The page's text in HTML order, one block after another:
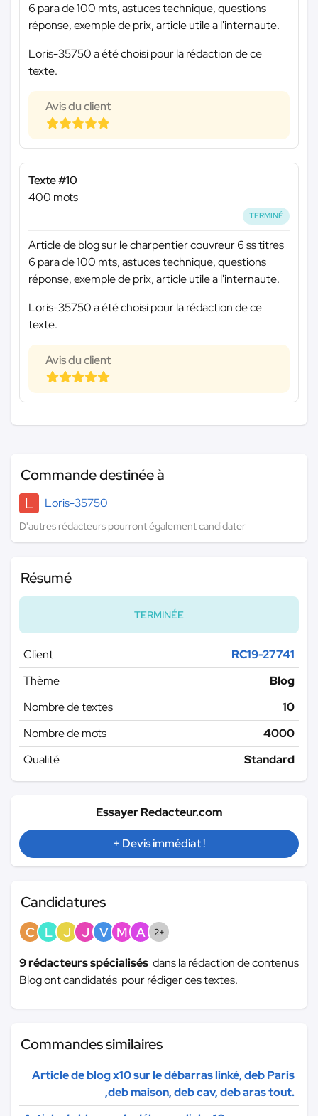
6 para de 100 mts, astuces technique, questions
réponse, exemple de prix, article utile a l'internaute.
Loris-35750 a été choisi pour la rédaction de ce
texte.
Avis du client
Texte #10
400 mots
TERMINÉ
Article de blog sur le charpentier couvreur 6 ss titres
6 para de 100 mts, astuces technique, questions
réponse, exemple de prix, article utile a l'internaute.
Loris-35750 a été choisi pour la rédaction de ce
texte.
Avis du client
Commande destinée à
L
Loris-35750
D'autres rédacteurs pourront également candidater
Résumé
TERMINÉE
Client
RC19-27741
Thème
Blog
Nombre de textes
10
Nombre de mots
4000
Qualité
Standard
Essayer Redacteur.com
+ Devis immédiat !
Candidatures
C L J J V M A 2+
9 rédacteurs spécialisés dans la rédaction de contenus
Blog ont candidatés pour rédiger ces textes.
Commandes similaires
Article de blog x10 sur le débarras linké, deb Paris
,deb maison, deb cav, deb aras tout.